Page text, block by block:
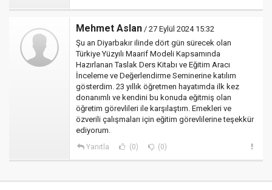
Mehmet Aslan / 27 Eylül 2024 15:32
Şu an Diyarbakır ilinde dört gün sürecek olan
Türkiye Yüzyılı Maarif Modeli Kapsamında
Hazırlanan Taslak Ders Kitabı ve Eğitim Aracı
İnceleme ve Değerlendirme Seminerine katılım
gösterdim. 23 yıllık öğretmen hayatımda ilk kez
donanımlı ve kendini bu konuda eğitmiş olan
öğretim görevlileri ile karşılaştım. Emekleri ve
özverili çalışmaları için eğitim görevlilerine teşekkür
ediyorum.
Yanıtla (0) (0)